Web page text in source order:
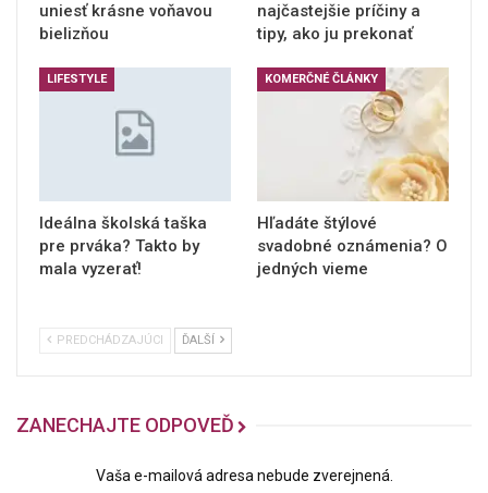
uniesť krásne voňavou
bielizňou
najčastejšie príčiny a
tipy, ako ju prekonať
LIFESTYLE
Ideálna školská taška
pre prváka? Takto by
mala vyzerať!
KOMERČNÉ ČLÁNKY
Hľadáte štýlové
svadobné oznámenia? O
jedných vieme
PREDCHÁDZAJÚCI ĎALŠÍ
ZANECHAJTE ODPOVEĎ
Vaša e-mailová adresa nebude zverejnená.